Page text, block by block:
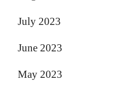
July 2023
June 2023
May 2023